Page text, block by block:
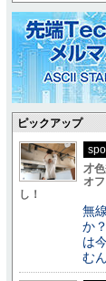
ピックアップ
才
オ
し！
無
か
は
む